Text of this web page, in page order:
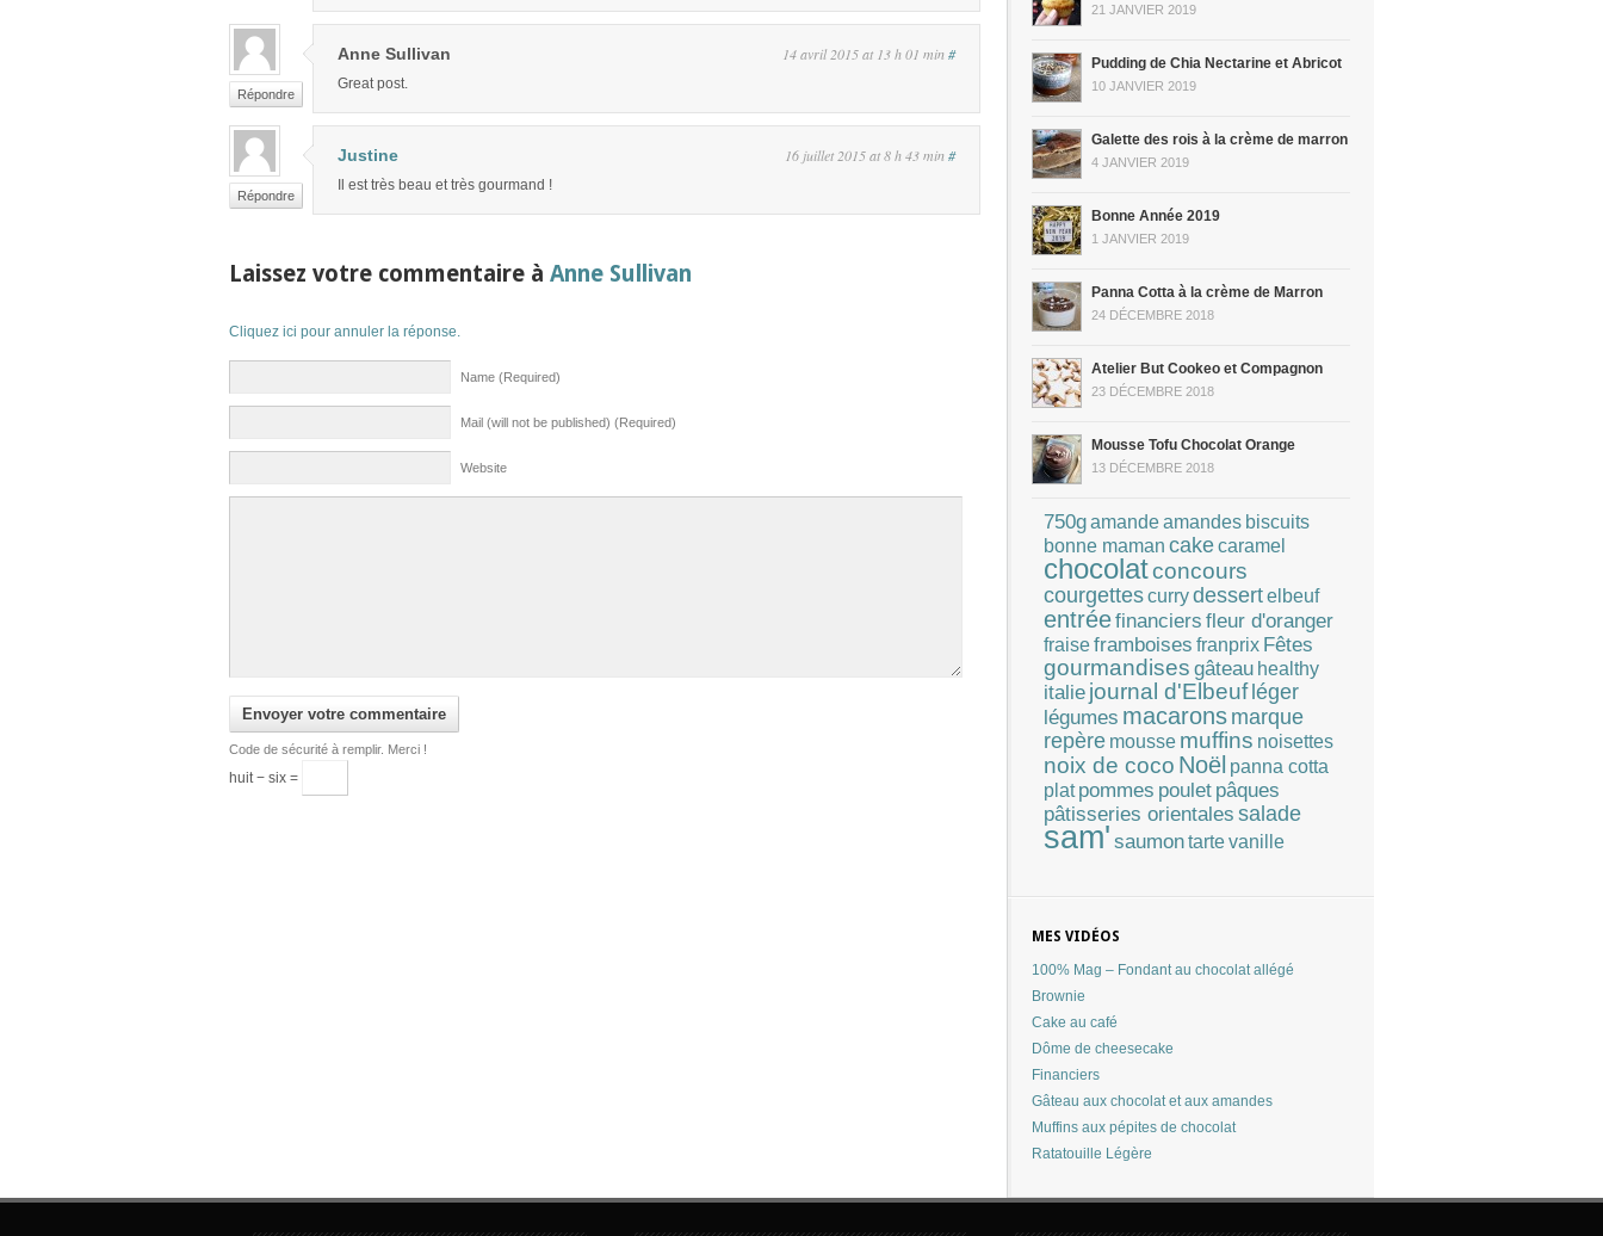
Répondre
Anne Sullivan 14 avril 2015 at 13 h 01 min #
Great post.
Répondre
Justine 16 juillet 2015 at 8 h 43 min #
Il est très beau et très gourmand !
Laissez votre commentaire à Anne Sullivan
Cliquez ici pour annuler la réponse.
Name (Required)
Mail (will not be published) (Required)
Website
Code de sécurité à remplir. Merci !
huit − six =
21 JANVIER 2019
Pudding de Chia Nectarine et Abricot
10 JANVIER 2019
Galette des rois à la crème de marron
4 JANVIER 2019
Bonne Année 2019
1 JANVIER 2019
Panna Cotta à la crème de Marron
24 DÉCEMBRE 2018
Atelier But Cookeo et Compagnon
23 DÉCEMBRE 2018
Mousse Tofu Chocolat Orange
13 DÉCEMBRE 2018
750gamandeamandes biscuits
bonne maman cakecaramel
chocolatconcours
courgettescurrydessertelbeuf
entréefinanciers fleur d'oranger
fraiseframboises franprix Fêtes
gourmandises gâteau healthy
italie journal d'Elbeuf léger
légumes macarons marque
repère mousse muffins noisettes
noix de coco Noël panna cotta
plat pommes poulet pâques
pâtisseries orientales salade
sam' saumontartevanille
MES VIDÉOS
100% Mag – Fondant au chocolat allégé
Brownie
Cake au café
Dôme de cheesecake
Financiers
Gâteau aux chocolat et aux amandes
Muffins aux pépites de chocolat
Ratatouille Légère